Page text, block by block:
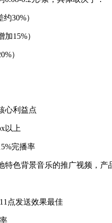
30%）
15%）
）
心利益点
以上
完播率
色背景音乐的推广视频，产
点发送效果最佳